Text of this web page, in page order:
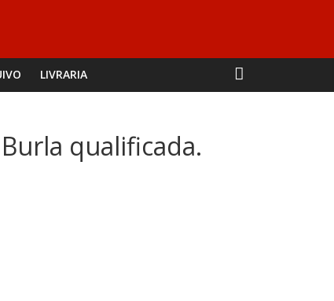
LIVRARIA
qualificada.